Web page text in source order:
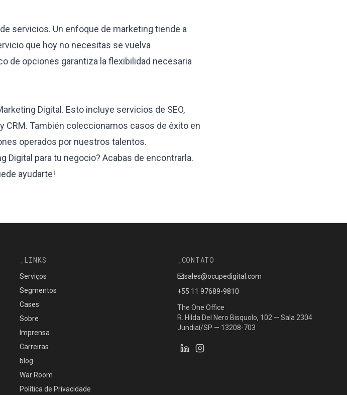
servicios. Un enfoque de marketing tiende a
que hoy no necesitas se vuelva
de opciones garantiza la flexibilidad necesaria
Digital. Esto incluye servicios de SEO,
CRM. También coleccionamos casos de éxito en
operados por nuestros talentos.
Digital para tu negocio? Acabas de encontrarla.
ayudarte!
LINKS
Serviços
Segmentos
Cases
Sobre
Imprensa
Carreiras
blog
War Room
Política de Privacidade
CONTATO
sales@ocupedigital.com
+55 11 97689-9810
The One Office
R. Hilda Del Nero Bisquolo, 102 — Sala 2304
Jundiaí/SP — 13208-703